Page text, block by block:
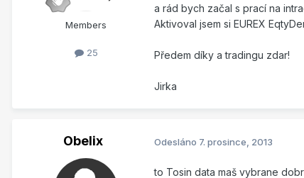
Members
25
a rád bych začal s prací na
Aktivoval jsem si EUREX
Předem díky a tradingu zdar!
Jirka
Obelix Odesláno 7. prosince, 2013
to Tosin data maš vybrane